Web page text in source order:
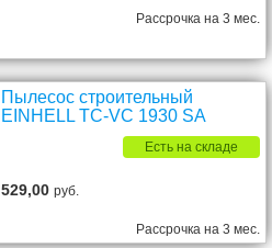
Рассрочка на 3 мес.
Пылесос строительный
EINHELL TC-VC 1930 SA
Есть на складе
529,00руб.
Рассрочка на 3 мес.